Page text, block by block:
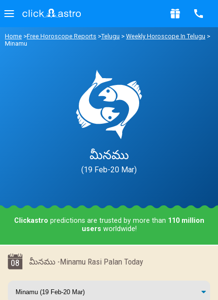
Home >Free Horoscope Reports >Telugu > Weekly Horoscope In Telugu >
Minamu
మీనము
(19 Feb-20 Mar)
Clickastro predictions are trusted by more than 110 million
users worldwide!
08 మీనము -Minamu Rasi Palan Today